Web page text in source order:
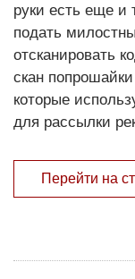
руки есть еще и
подать
отсканировать
скан
которые
для рассылки
Перейти на